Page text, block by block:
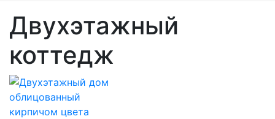
Двухэтажный
коттедж